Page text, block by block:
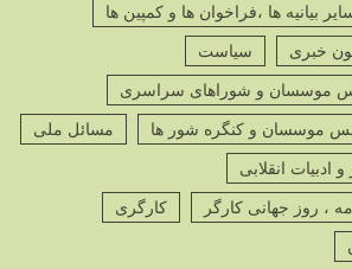
بیانیه ها ،فراخوان ها و کمپین ها
خبری
سیاست
موسسان و شوراهای سراسری
موسسان و کنگره شور ها
مسائل ملی
و ادبیات انقلابی
، روز جهانی کارگر
کارگری